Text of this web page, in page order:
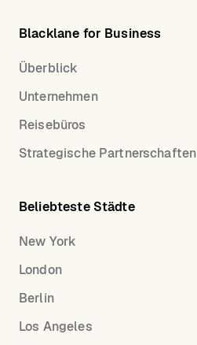
Blacklane for Business
Überblick
Unternehmen
Reisebüros
Strategische Partnerschaften
Beliebteste Städte
New York
London
Berlin
Los Angeles